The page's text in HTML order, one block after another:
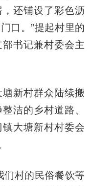
还铺设了彩色沥
口。”提起村里的
书记兼村委会主
新村群众陆续搬
洁的乡村道路、
大塘新村村委会
村的民俗餐饮等